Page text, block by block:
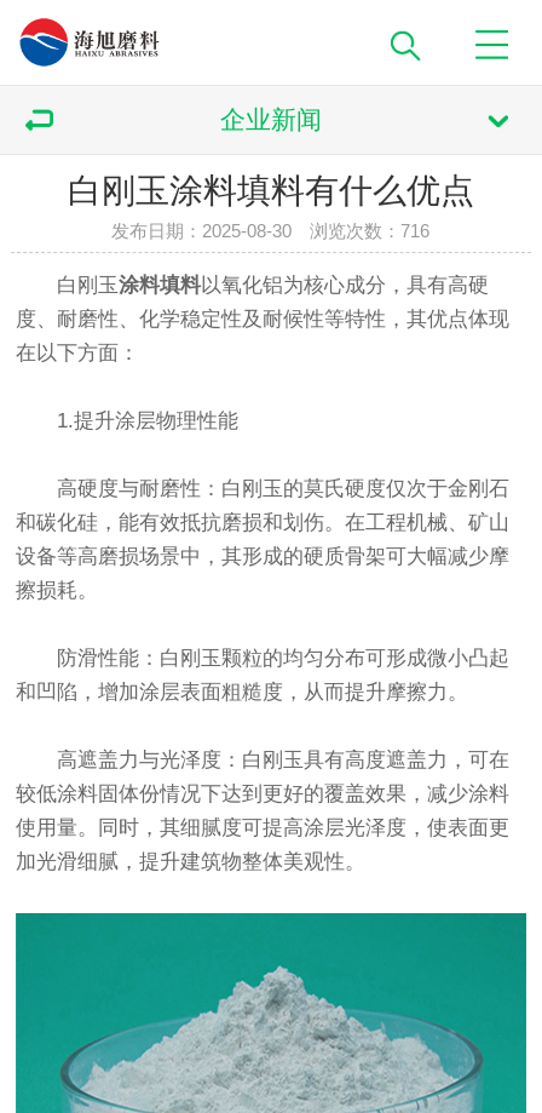
企业新闻
白刚玉涂料填料有什么优点
发布日期：2025-08-30 浏览次数：716
白刚玉涂料填料以氧化铝为核心成分，具有高硬
度、耐磨性、化学稳定性及耐候性等特性，其优点体现
在以下方面：
1.提升涂层物理性能
高硬度与耐磨性：白刚玉的莫氏硬度仅次于金刚石
和碳化硅，能有效抵抗磨损和划伤。在工程机械、矿山
设备等高磨损场景中，其形成的硬质骨架可大幅减少摩
擦损耗。
防滑性能：白刚玉颗粒的均匀分布可形成微小凸起
和凹陷，增加涂层表面粗糙度，从而提升摩擦力。
高遮盖力与光泽度：白刚玉具有高度遮盖力，可在
较低涂料固体份情况下达到更好的覆盖效果，减少涂料
使用量。同时，其细腻度可提高涂层光泽度，使表面更
加光滑细腻，提升建筑物整体美观性。